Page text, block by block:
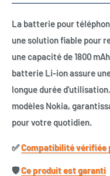
La batterie pour
une solution fiable pour
une capacité de 1800
batterie Li-ion assure
longue durée
modèles Nokia,
pour votre quotidien.
✅​Compatibilité vérifiée
🛡️​Ce produit est garanti